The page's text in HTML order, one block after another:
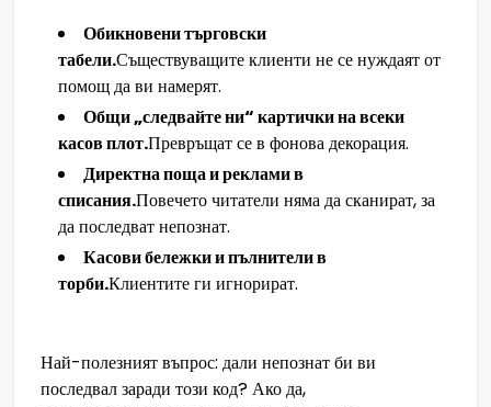
Обикновени търговски
табели.Съществуващите клиенти не се нуждаят от
помощ да ви намерят.
Общи „следвайте ни“ картички на всеки
касов плот.Превръщат се в фонова декорация.
Директна поща и реклами в
списания.Повечето читатели няма да сканират, за
да последват непознат.
Касови бележки и пълнители в
торби.Клиентите ги игнорират.
Най-полезният въпрос: дали непознат би ви
последвал заради този код? Ако да,